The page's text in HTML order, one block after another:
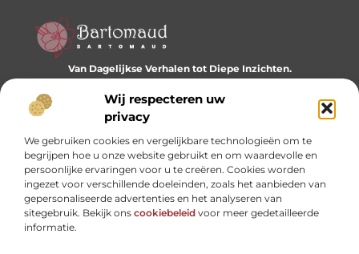
Wij respecteren uw
privacy
We gebruiken cookies en vergelijkbare technologieën om te
begrijpen hoe u onze website gebruikt en om waardevolle en
persoonlijke ervaringen voor u te creëren. Cookies worden
ingezet voor verschillende doeleinden, zoals het aanbieden van
gepersonaliseerde advertenties en het analyseren van
sitegebruik. Bekijk ons cookiebeleid voor meer gedetailleerde
informatie.
Van Dagelijkse Verhalen tot Diepe Inzichten.
dagelijks inspireren en nieuwe perspectieven bieden.
Onze informatie